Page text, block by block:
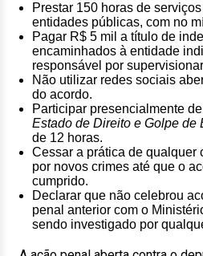
Prestar 150 horas de
entidades públicas, com no
Pagar R$ 5 mil a título de
encaminhados à entidade
responsável por
Não utilizar redes sociais
do acordo.
Participar presencialmente
Estado de Direito e Golpe de
de 12 horas.
Cessar a prática de qualquer
por novos crimes até que o
cumprido.
Declarar que não celebrou
penal anterior com o
sendo investigado por